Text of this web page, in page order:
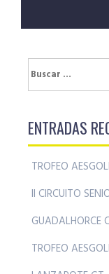
Buscar:
ENTRADAS
TROFEO
II CIRCUITO
GUADALHORCE
TROFEO